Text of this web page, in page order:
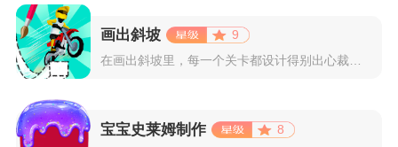
画出斜坡
9
宝宝史莱姆制作
8